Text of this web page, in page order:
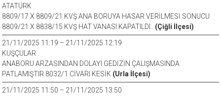
ATATÜRK
8809/17 X 8809/21 KVŞ ANA BORUYA HASAR VERİLMESİ SONUCU
8809/21 X 8838/15 KVŞ HAT VANASI KAPATILDI.. (Çiğli İlçesi)
21/11/2025 11:19 – 21/11/2025 12:19
KUŞÇULAR
ANABORU ARZASINDAN DOLAYI GEDİZİN ÇALIŞMASINDA
PATLAMIŞTIR 8032/1 CİVARI KESİK (Urla İlçesi)
21/11/2025 11:50 – 21/11/2025 13:50